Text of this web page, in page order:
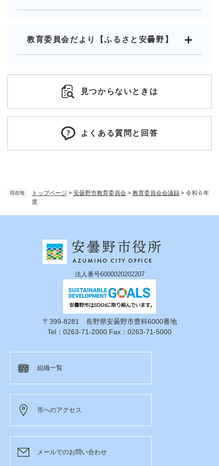
現在地 トップページ > 安曇野市教育委員会 > 教育委員会会議録 > 令和６年
度
教育委員会だより【ふるさと安曇野】
見つからないときは
よくある質問と回答
法人番号6000020202207
〒399-8281 長野県安曇野市豊科6000番地
Tel：0263-71-2000 Fax：0263-71-5000
組織一覧
市へのアクセス
メールでのお問い合わせ